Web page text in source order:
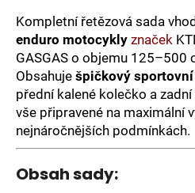
Kompletní řetězová sada
enduro motocykly značek
GASGAS o objemu 125–500
Obsahuje špičkový sportovní
přední kalené kolečko a
vše připravené na maximální
nejnáročnějších podmínkách.
Obsah sady:
HLEDAT
D
o
p
o
r
u